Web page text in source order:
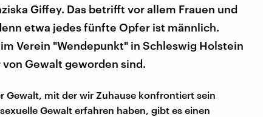
Giffey. Das betrifft vor allem Frauen und
etwa jedes fünfte Opfer ist männlich.
Verein "Wendepunkt" in Schleswig Holstein
Gewalt geworden sind.
Gewalt, mit der wir Zuhause konfrontiert sein
Gewalt erfahren haben, gibt es einen